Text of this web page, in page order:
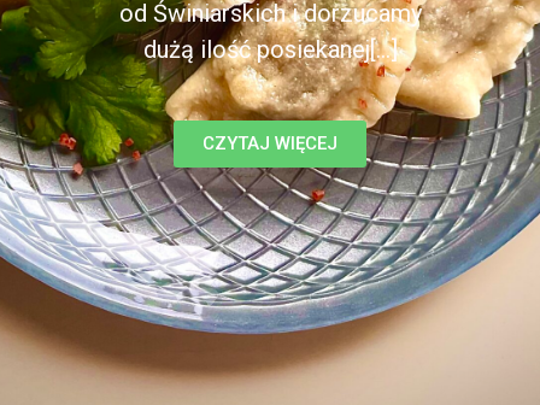
od Świniarskich i dorzucamy
dużą ilość posiekanej[...]
CZYTAJ WIĘCEJ